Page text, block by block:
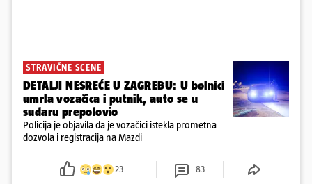
STRAVIČNE SCENE
DETALJI NESREĆE U ZAGREBU: U bolnici
umrla vozačica i putnik, auto se u
sudaru prepolovio
Policija je objavila da je vozačici istekla prometna
dozvola i registracija na Mazdi
23 83